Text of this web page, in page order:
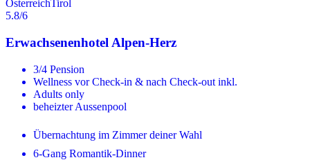
ÖsterreichTirol
5.8/6
Erwachsenenhotel Alpen-Herz
3/4 Pension
Wellness vor Check-in & nach Check-out inkl.
Adults only
beheizter Aussenpool
Übernachtung im Zimmer deiner Wahl
6-Gang Romantik-Dinner